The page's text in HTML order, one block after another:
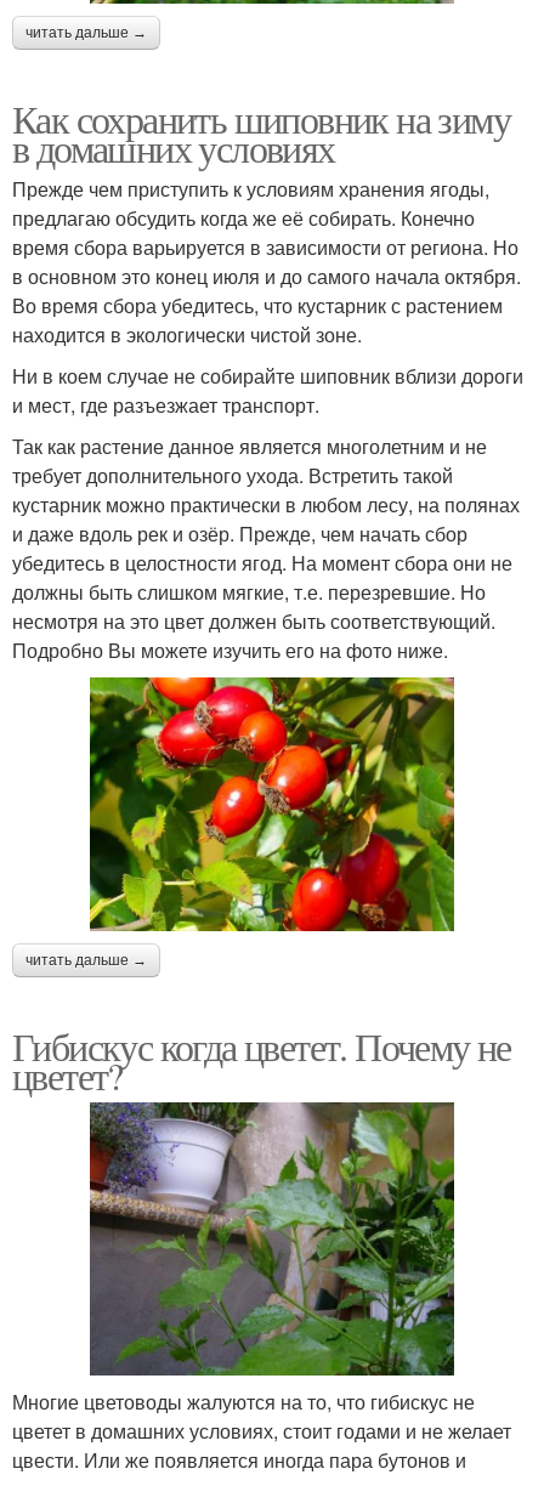
читать дальше →
Как сохранить шиповник на зиму
в домашних условиях
Прежде чем приступить к условиям хранения ягоды,
предлагаю обсудить когда же её собирать. Конечно
время сбора варьируется в зависимости от региона. Но
в основном это конец июля и до самого начала октября.
Во время сбора убедитесь, что кустарник с растением
находится в экологически чистой зоне.
Ни в коем случае не собирайте шиповник вблизи дороги
и мест, где разъезжает транспорт.
Так как растение данное является многолетним и не
требует дополнительного ухода. Встретить такой
кустарник можно практически в любом лесу, на полянах
и даже вдоль рек и озёр. Прежде, чем начать сбор
убедитесь в целостности ягод. На момент сбора они не
должны быть слишком мягкие, т.е. перезревшие. Но
несмотря на это цвет должен быть соответствующий.
Подробно Вы можете изучить его на фото ниже.
читать дальше →
Гибискус когда цветет. Почему не
цветет?
Многие цветоводы жалуются на то, что гибискус не
цветет в домашних условиях, стоит годами и не желает
цвести. Или же появляется иногда пара бутонов и